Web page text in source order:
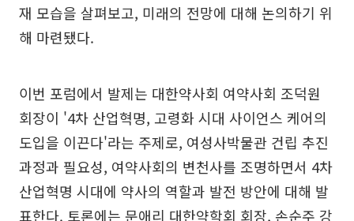
재 모습을 살펴보고, 미래의 전망에 대해 논의하기 위
해 마련됐다.
이번 포럼에서 발제는 대한약사회 여약사회 조덕원
회장이 '4차 산업혁명, 고령화 시대 사이언스 케어의
도입을 이끈다'라는 주제로, 여성사박물관 건립 추진
과정과 필요성, 여약사회의 변천사를 조명하면서 4차
산업혁명 시대에 약사의 역할과 발전 방안에 대해 발
표한다. 토론에는 문애리 대한약학회 회장, 손순주 강